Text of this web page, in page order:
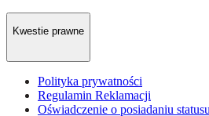
Kwestie prawne
Polityka prywatności
Regulamin Reklamacji
Oświadczenie o posiadaniu